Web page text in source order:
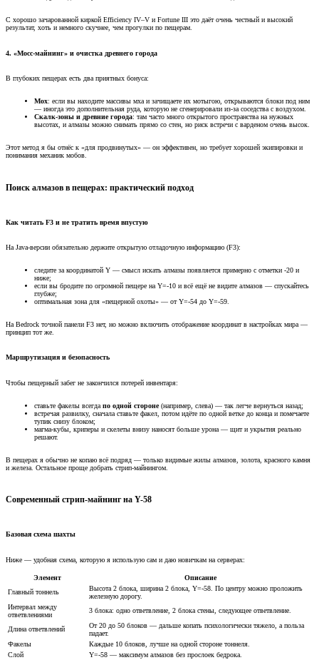
С хорошо зачарованной киркой Efficiency IV–V и Fortune III это даёт очень честный и высокий
результат, хоть и немного скучнее, чем прогулки по пещерам.
4. «Мосс-майнинг» и очистка древнего города​
В глубоких пещерах есть два приятных бонуса:
Мох: если вы находите массивы мха и зачищаете их мотыгою, открываются блоки под ним
— иногда это дополнительная руда, которую не сгенерировали из-за соседства с воздухом.
Скалк-зоны и древние города: там часто много открытого пространства на нужных
высотах, и алмазы можно снимать прямо со стен, но риск встречи с варденом очень высок.
Этот метод я бы отнёс к «для продвинутых» — он эффективен, но требует хорошей экипировки и
понимания механик мобов.
Поиск алмазов в пещерах: практический подход​
Как читать F3 и не тратить время впустую​
На Java-версии обязательно держите открытую отладочную информацию (F3):
следите за координатой Y — смысл искать алмазы появляется примерно с отметки -20 и
ниже;
если вы бродите по огромной пещере на Y=-10 и всё ещё не видите алмазов — спускайтесь
глубже;
оптимальная зона для «пещерной охоты» — от Y=-54 до Y=-59.
На Bedrock точной панели F3 нет, но можно включить отображение координат в настройках мира —
принцип тот же.
Маршрутизация и безопасность​
Чтобы пещерный забег не закончился потерей инвентаря:
ставьте факелы всегда по одной стороне(например, слева) — так легче вернуться назад;
встречая развилку, сначала ставьте факел, потом идёте по одной ветке до конца и помечаете
тупик снизу блоком;
магма-кубы, криперы и скелеты внизу наносят больше урона — щит и укрытия реально
решают.
В пещерах я обычно не копаю всё подряд — только видимые жилы алмазов, золота, красного камня
и железа. Остальное проще добрать стрип-майнингом.
Современный стрип-майнинг на Y-58​
Базовая схема шахты​
Ниже — удобная схема, которую я использую сам и даю новичкам на серверах:
Элемент
Описание
Главный тоннель
Высота 2 блока, ширина 2 блока, Y=-58. По центру можно проложить
железную дорогу.
Интервал между
ответвлениями
3 блока: одно ответвление, 2 блока стены, следующее ответвление.
Длина ответвлений
От 20 до 50 блоков — дальше копать психологически тяжело, а польза
падает.
Факелы
Каждые 10 блоков, лучше на одной стороне тоннеля.
Слой
Y=-58 — максимум алмазов без прослоек бедрока.